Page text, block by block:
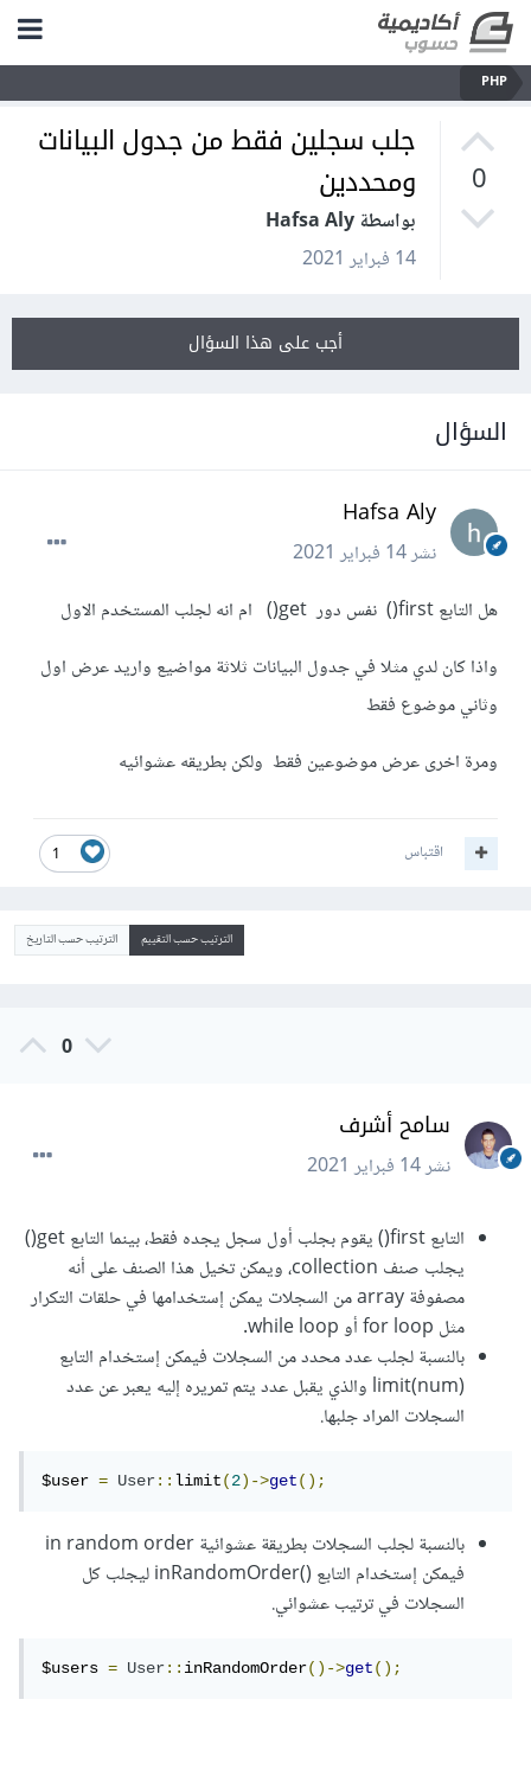
PHP
0
جلب سجلين فقط من جدول البيانات
ومحددين
بواسطة Hafsa Aly
14 فبراير 2021
أجب على هذا السؤال
السؤال
Hafsa Aly
نشر14 فبراير 2021
هل التابع first() نفس دور get() ام انه لجلب المستخدم الاول
واذا كان لدي مثلا في جدول البيانات ثلاثة مواضيع واريد عرض اول
وثاني موضوع فقط
ومرة اخرى عرض موضوعين فقط ولكن بطريقه عشوائيه
1 اقتباس
الترتيب حسب التقييم الترتيب حسب التاريخ
0
سامح أشرف
نشر14 فبراير 2021
التابع first() يقوم بجلب أول سجل يجده فقط، بينما التابع get()
يجلب صنف collection، ويمكن تخيل هذا الصنف على أنه
مصفوفة array من السجلات يمكن إستخدامها في حلقات التكرار
مثل for loop أو while loop.
بالنسبة لجلب عدد محدد من السجلات فيمكن إستخدام التابع
limit(num) والذي يقبل عدد يتم تمريره إليه يعبر عن عدد
السجلات المراد جلبها.
$user = User::limit(2)->get();
بالنسبة لجلب السجلات بطريقة عشوائية in random order
فيمكن إستخدام التابع ()inRandomOrder ليجلب كل
السجلات في ترتيب عشوائي.
$users = User::inRandomOrder()->get();